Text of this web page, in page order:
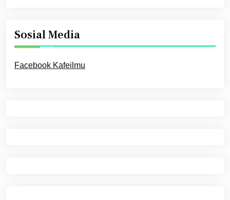
Sosial Media
Facebook Kafeilmu